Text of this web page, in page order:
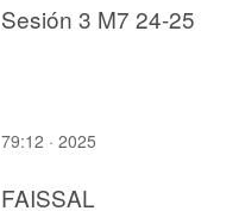
Sesión 3 M7 24-25
79:12 · 2025
FAISSAL